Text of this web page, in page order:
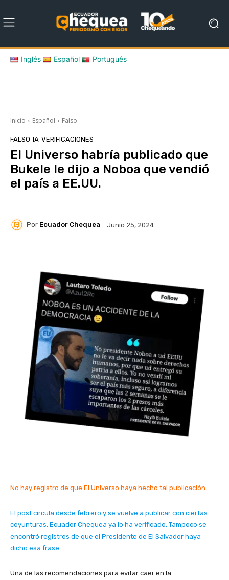
Inglés Español Português
Inicio Español Falso
FALSO IA VERIFICACIONES
El Universo habría publicado que
Bukele le dijo a Noboa que vendió
el país a EE.UU.
Por Ecuador Chequea Junio 25, 2024
No hay registro de que El Universo haya hecho tal publicación
El post circula desde febrero y se vuelve a publicar con ciertas
coyunturas. Ecuador Chequea ya lo ha verificado. Tampoco se
encontró registros de que el Presidente de El Salvador haya
dicho esa frase.
Una de las recomendaciones para evitar caer en la